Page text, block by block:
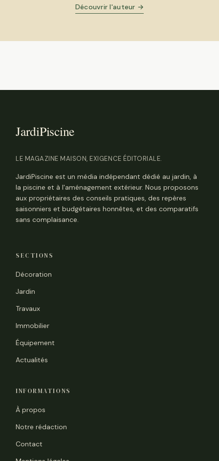
Découvrir l'auteur →
LE MAGAZINE MAISON, EXIGENCE ÉDITORIALE.
JardiPiscine est un média indépendant dédié au jardin, à
la piscine et à l'aménagement extérieur. Nous proposons
aux propriétaires des conseils pratiques, des repères
saisonniers et budgétaires honnêtes, et des comparatifs
sans complaisance.
SECTIONS
Décoration
Jardin
Travaux
Immobilier
Équipement
Actualités
INFORMATIONS
À propos
Notre rédaction
Contact